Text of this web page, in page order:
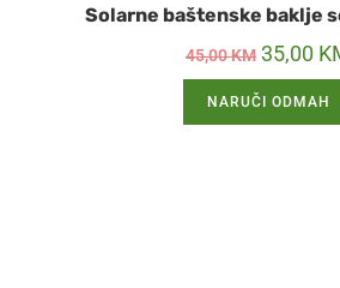
Solarne baštenske baklje
45,00KM 35,00
NARUČI ODMAH